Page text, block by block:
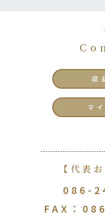
収
マ
【代表
086-
FAX：